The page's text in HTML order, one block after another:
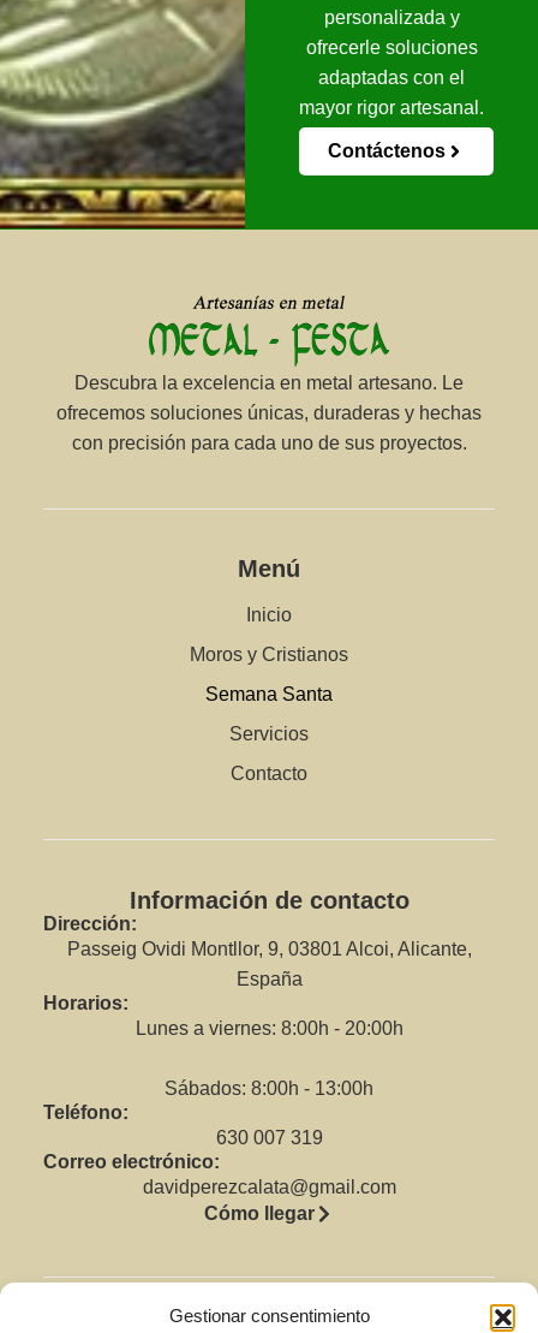
Gestionar consentimiento
personalizada y
ofrecerle soluciones
adaptadas con el
mayor rigor artesanal.
Contáctenos
Descubra la excelencia en metal artesano. Le
ofrecemos soluciones únicas, duraderas y hechas
con precisión para cada uno de sus proyectos.
Menú
Inicio
Moros y Cristianos
Semana Santa
Servicios
Contacto
Información de contacto
Dirección:
Passeig Ovidi Montllor, 9, 03801 Alcoi, Alicante,
España
Horarios:
Lunes a viernes: 8:00h - 20:00h
Sábados: 8:00h - 13:00h
Teléfono:
630 007 319
Correo electrónico:
davidperezcalata@gmail.com
Cómo llegar